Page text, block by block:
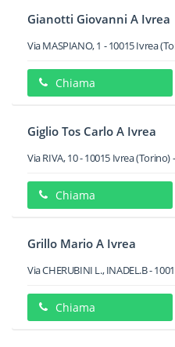
Gianotti Giovanni A Ivrea
Via MASPIANO, 1 -10015Ivrea
Chiama
Giglio Tos Carlo A Ivrea
Via RIVA, 10-10015 Ivrea(Torino) -
Chiama
Grillo Mario A Ivrea
Via CHERUBINI L., INADEL.B-
Chiama